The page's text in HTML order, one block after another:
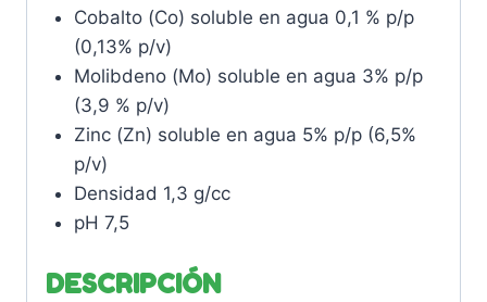
Cobalto (Co) soluble en agua 0,1 % p/p
(0,13% p/v)
Molibdeno (Mo) soluble en agua 3% p/p
(3,9 % p/v)
Zinc (Zn) soluble en agua 5% p/p (6,5%
p/v)
Densidad 1,3 g/cc
pH 7,5
DESCRIPCIÓN